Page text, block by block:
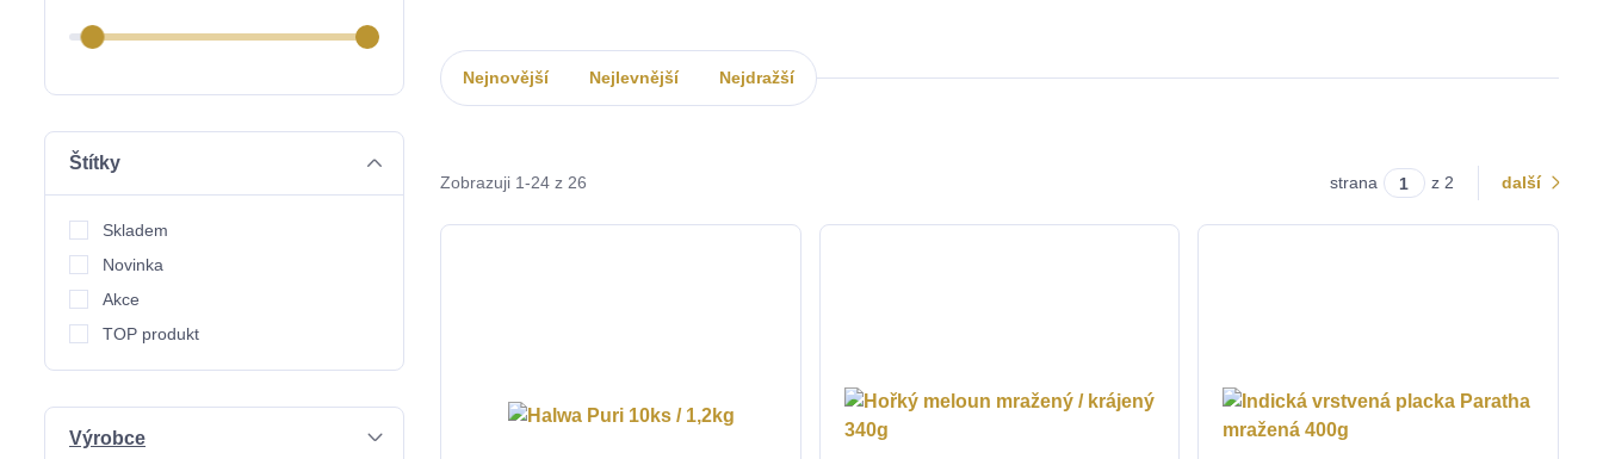
Nejnovější Nejlevnější Nejdražší
Zobrazuji 1-24 z 26 strana z 2 další
Štítky
Skladem
Novinka
Akce
TOP produkt
Výrobce